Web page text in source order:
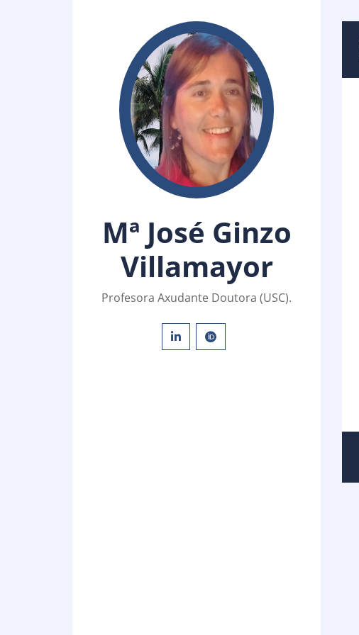
Mª José Ginzo
Villamayor
Profesora Axudante Doutora (USC).